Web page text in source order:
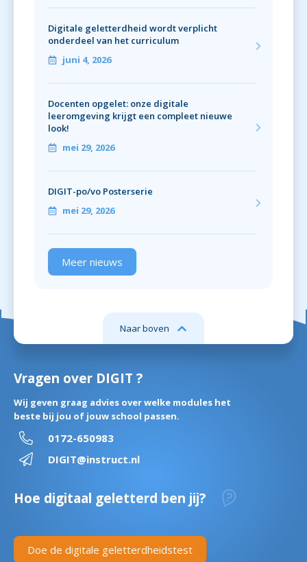
Digitale geletterdheid wordt verplicht
onderdeel van het curriculum
juni 4, 2026
Docenten opgelet: onze digitale
leeromgeving krijgt een compleet nieuwe
look!
mei 29, 2026
DIGIT-po/vo Posterserie
mei 29, 2026
Meer nieuws
Naar boven
Vragen over DIGIT ?
Wij geven graag advies over welke modules het
beste bij jou of jouw school passen.
0172-650983
DIGIT@instruct.nl
Hoe digitaal geletterd ben jij?
Doe de digitale geletterdheidstest